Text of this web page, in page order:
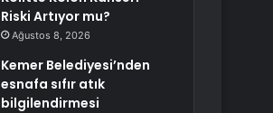
Riski Artıyor mu?
Ağustos 8, 2026
Kemer Belediyesi’nden
esnafa sıfır atık
bilgilendirmesi